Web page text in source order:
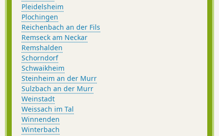
Pleidelsheim
Plochingen
Reichenbach an der Fils
Remseck am Neckar
Remshalden
Schorndorf
Schwaikheim
Steinheim an der Murr
Sulzbach an der Murr
Weinstadt
Weissach im Tal
Winnenden
Winterbach